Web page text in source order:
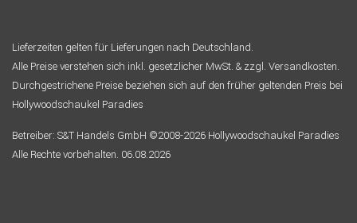
Lieferzeiten gelten für Lieferungen nach Deutschland.
Alle Preise verstehen sich inkl. gesetzlicher MwSt. & zzgl. Versandkosten.
Durchgestrichene Preise beziehen sich auf den früher geltenden Preis bei
Hollywoodschaukel Paradies
Betreiber: S&T Handels GmbH ©2008-2026 Hollywoodschaukel Paradies
Alle Rechte vorbehalten. 06.08.2026